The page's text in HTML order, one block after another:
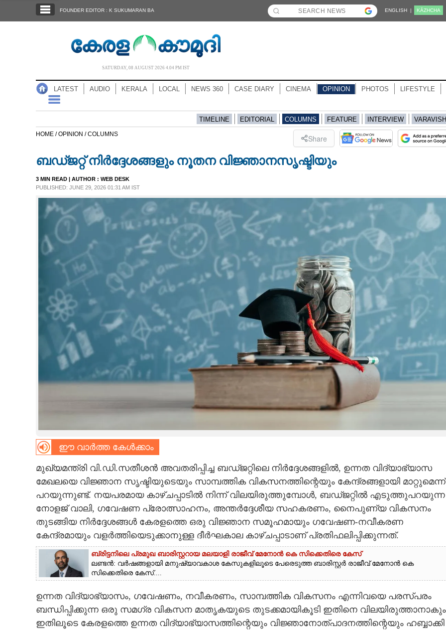
NOTIFIED NEWS
LITERATURE
CONTACT US
FOUNDER EDITOR : K SUKUMARAN BA ENGLISH | KĀZHCHA
SATURDAY, 08 AUGUST 2026 4.04 PM IST
LATEST AUDIO KERALA LOCAL NEWS 360 CASE DIARY CINEMA OPINION PHOTOS LIFESTYLE
TIMELINE EDITORIAL COLUMNS FEATURE INTERVIEW
HOME /OPINION /COLUMNS Share
ബഡ്ജറ്റ് നിർദ്ദേശങ്ങളും നൂതന വിജ്ഞാനസൃഷ്ടിയും
3 MIN READ | AUTHOR : WEB DESK
PUBLISHED: JUNE 29, 2026 01:31 AM IST
ഈ വാർത്ത കേൾക്കാം
മുഖ്യമന്ത്രി വി.ഡി.സതീശൻ അവതരിപ്പിച്ച ബഡ്ജറ്റിലെ നിർദ്ദേശങ്ങളിൽ, ഉന്നത വിദ്യാഭ്യാസ
മേഖലയെ വിജ്ഞാന സൃഷ്ടിയുടെയും സാമ്പത്തിക വികസനത്തിന്റെയും കേന്ദ്രങ്ങളായി മാറ്റുമെന്ന്
പറയുന്നുണ്ട്. നയപരമായ കാഴ്ചപ്പാടിൽ നിന്ന് വിലയിരുത്തുമ്പോൾ, ബഡ്ജറ്റിൽ എടുത്തുപറയുന്ന
നോളജ് വാലി, ഗവേഷണ പ്രോത്സാഹനം, അന്തർദ്ദേശീയ സഹകരണം, നൈപുണ്യ വികസനം
തുടങ്ങിയ നിർദ്ദേശങ്ങൾ കേരളത്തെ ഒരു വിജ്ഞാന സമൂഹമായും ഗവേഷണ-നവീകരണ
കേന്ദ്രമായും വളർത്തിയെടുക്കാനുള്ള ദീർഘകാല കാഴ്ചപ്പാടാണ് പ്രതിഫലിപ്പിക്കുന്നത്.
ബ്രിട്ടനിലെ പ്രമുഖ ബാരിസ്റ്ററായ മലയാളി രാജീവ് മേനോൻ കെ സിക്കെതിരെ കേസ്
ലണ്ടൻ: വർഷങ്ങളായി മനുഷ്യാവകാശ കേസുകളിലൂടെ പേരെടുത്ത ബാരിസ്റ്റർ രാജീവ് മേനോൻ കെ
സിക്കെതിരെ കേസ്....
ഉന്നത വിദ്യാഭ്യാസം, ഗവേഷണം, നവീകരണം, സാമ്പത്തിക വികസനം എന്നിവയെ പരസ്പരം
ബന്ധിപ്പിക്കുന്ന ഒരു സമഗ്ര വികസന മാതൃകയുടെ തുടക്കമായികൂടി ഇതിനെ
ഇതിലൂടെ കേരളത്തെ ഉന്നത വിദ്യാഭ്യാസത്തിന്റെയും വിജ്ഞാനോത്പാദനത്തിന്റെയും ഹബ്ബാക്കി